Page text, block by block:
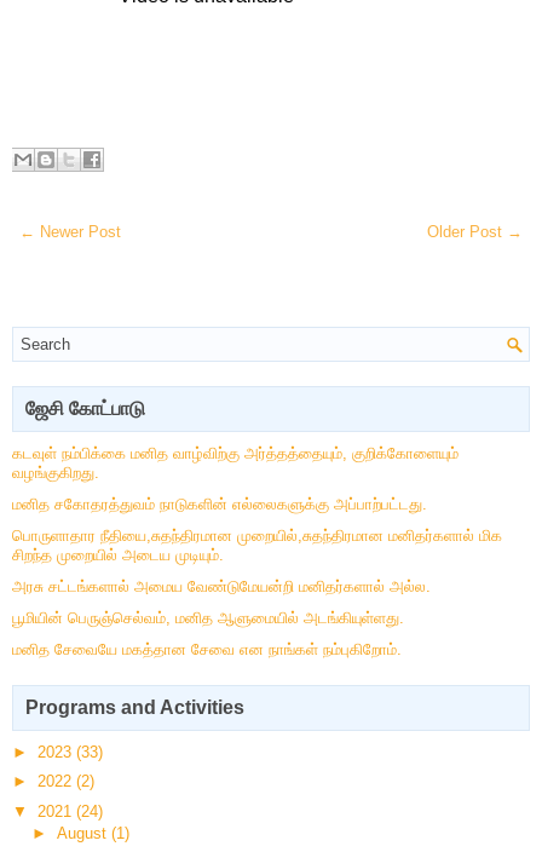
← Newer Post Older Post →
ஜேசி கோட்பாடு
கடவுள் நம்பிக்கை மனித வாழ்விற்கு அர்த்தத்தையும், குறிக்கோளையும்
வழங்குகிறது.
மனித சகோதரத்துவம் நாடுகளின் எல்லைகளுக்கு அப்பாற்பட்டது.
பொருளாதார நீதியை,சுதந்திரமான முறையில்,சுதந்திரமான மனிதர்களால் மிக
சிறந்த முறையில் அடைய முடியும்.
அரசு சட்டங்களால் அமைய வேண்டுமேயன்றி மனிதர்களால் அல்ல.
பூமியின் பெருஞ்செல்வம், மனித ஆளுமையில் அடங்கியுள்ளது.
மனித சேவையே மகத்தான சேவை என நாங்கள் நம்புகிறோம்.
Programs and Activities
► 2023 (33)
► 2022 (2)
▼ 2021 (24)
► August (1)